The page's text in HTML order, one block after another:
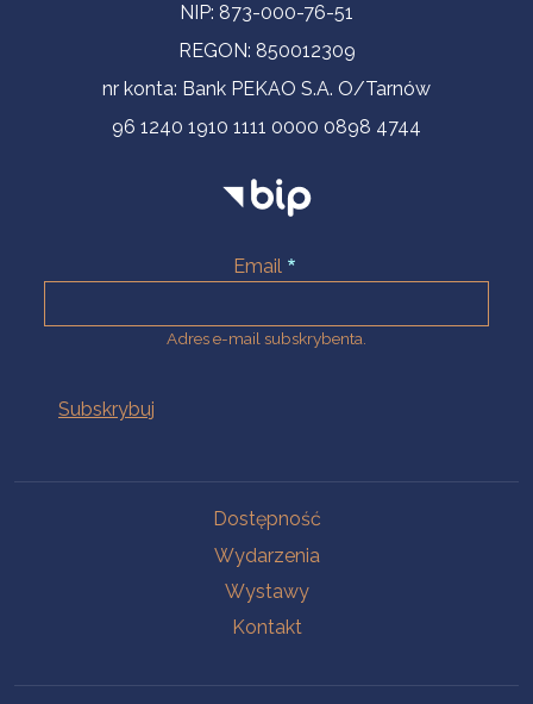
NIP: 873-000-76-51
REGON: 850012309
nr konta: Bank PEKAO S.A. O/Tarnów
96 1240 1910 1111 0000 0898 4744
Email
Adres e-mail subskrybenta.
Dostępność
Wydarzenia
Wystawy
Kontakt